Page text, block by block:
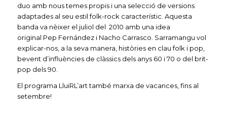
duo amb nous temes propis i una selecció de versions
adaptades al seu estil folk-rock característic. Aquesta
banda va nèixer el juliol del 2010 amb una idea
original Pep Fernández i Nacho Carrasco. Sarramangu vol
explicar-nos, a la seva manera, històries en clau folk i pop,
bevent d’influències de clàssics dels anys 60 i 70 o del brit-
pop dels 90.
El programa LluiRL’art també marxa de vacances, fins al
setembre!